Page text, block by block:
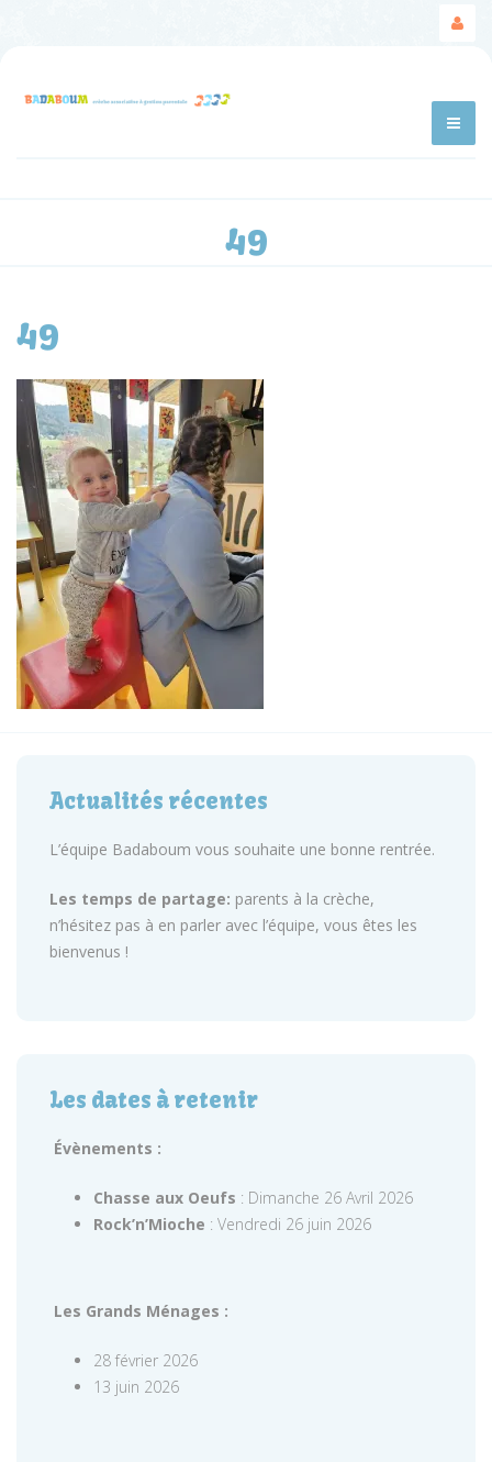
49
49
Actualités récentes
L’équipe Badaboum vous souhaite une bonne rentrée.
Les temps de partage: parents à la crèche,
n’hésitez pas à en parler avec l’équipe, vous êtes les
bienvenus !
Les dates à retenir
Évènements :
Chasse aux Oeufs : Dimanche 26 Avril 2026
Rock’n’Mioche : Vendredi 26 juin 2026
Les Grands Ménages :
28 février 2026
13 juin 2026